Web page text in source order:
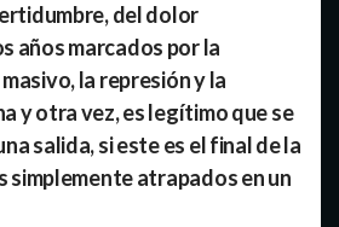
del dolor
años marcados por la
la represión y la
y otra vez, es legítimo que se
salida, si este es el final de la
simplemente atrapados en un